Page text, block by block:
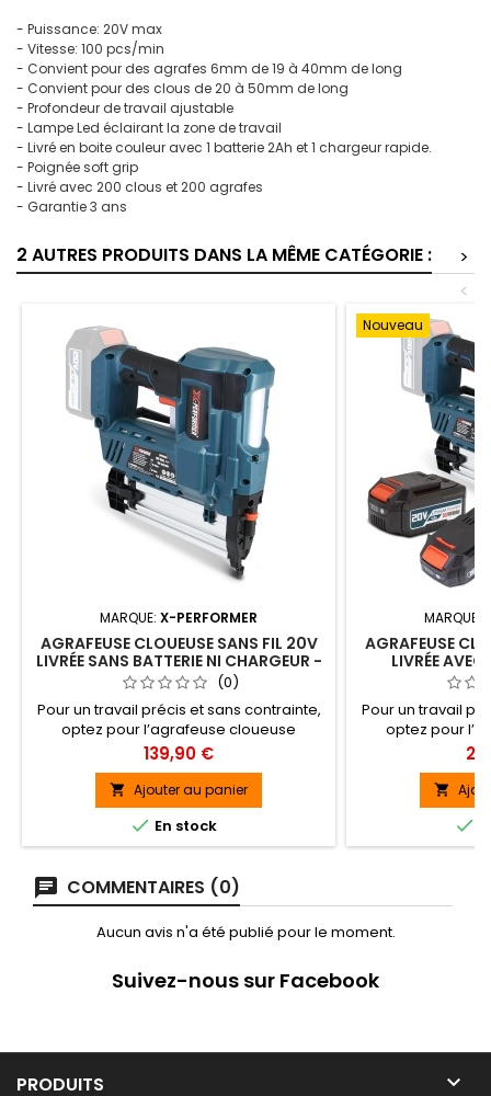
- Puissance: 20V max
- Vitesse: 100 pcs/min
- Convient pour des agrafes 6mm de 19 à 40mm de long
- Convient pour des clous de 20 à 50mm de long
- Profondeur de travail ajustable
- Lampe Led éclairant la zone de travail
- Livré en boite couleur avec 1 batterie 2Ah et 1 chargeur rapide.
- Poignée soft grip
- Livré avec 200 clous et 200 agrafes
- Garantie 3 ans
2 AUTRES PRODUITS DANS LA MÊME CATÉGORIE :
>
<
MARQUE: X-PERFORMER
AGRAFEUSE CLOUEUSE SANS FIL 20V
LIVRÉE SANS BATTERIE NI CHARGEUR -
X-PERFORMER
(0)
Pour un travail précis et sans contrainte,
optez pour l’agrafeuse cloueuse
rechargeable X-Performer qui sera
idéale pour vos travaux de fixation, de
rénovation et d’aménagement
intérieur.Son mode de tir unique ou en
rafale sera très pratique selon le type de
travail à effectuer.Grâce à une
profondeur de travail pour une...
Prix
139,90 €
 Ajouter au panier
 En stock
Nouveau
MARQUE:
AGRAFEUSE
LIVRÉE AVEC
BATTERIE
RAPIDE -
Pour un travail
optez pour
rechargeable
idéale pour vos
rénovation
intérieur.Son
rafale sera très
travail à
Prix


COMMENTAIRES (0)
Aucun avis n'a été publié pour le moment.
Suivez-nous sur Facebook
PRODUITS 